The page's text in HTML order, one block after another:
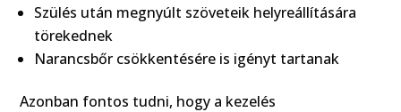
Szülés után megnyúlt szöveteik helyreállítására
törekednek
Narancsbőr csökkentésére is igényt tartanak
Azonban fontos tudni, hogy a kezelés